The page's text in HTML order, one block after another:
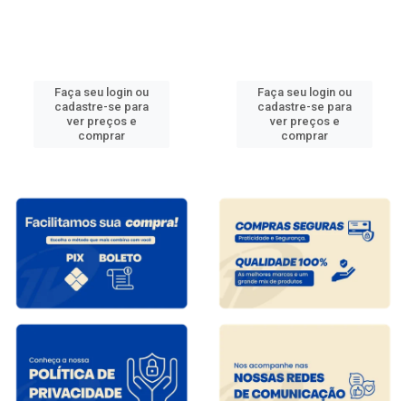
Faça seu login ou
cadastre-se para
ver preços e
comprar
Faça seu login ou
cadastre-se para
ver preços e
comprar